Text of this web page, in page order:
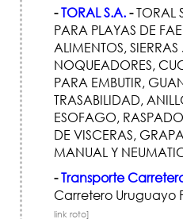
-TORAL S.A.-TORAL
PARA PLAYAS DE
ALIMENTOS,
NOQUEADORES,
PARA EMBUTIR,
TRASABILIDAD,
ESOFAGO,
DE VISCERAS,
MANUAL Y
-Transporte
Carretero Uruguayo
link roto]